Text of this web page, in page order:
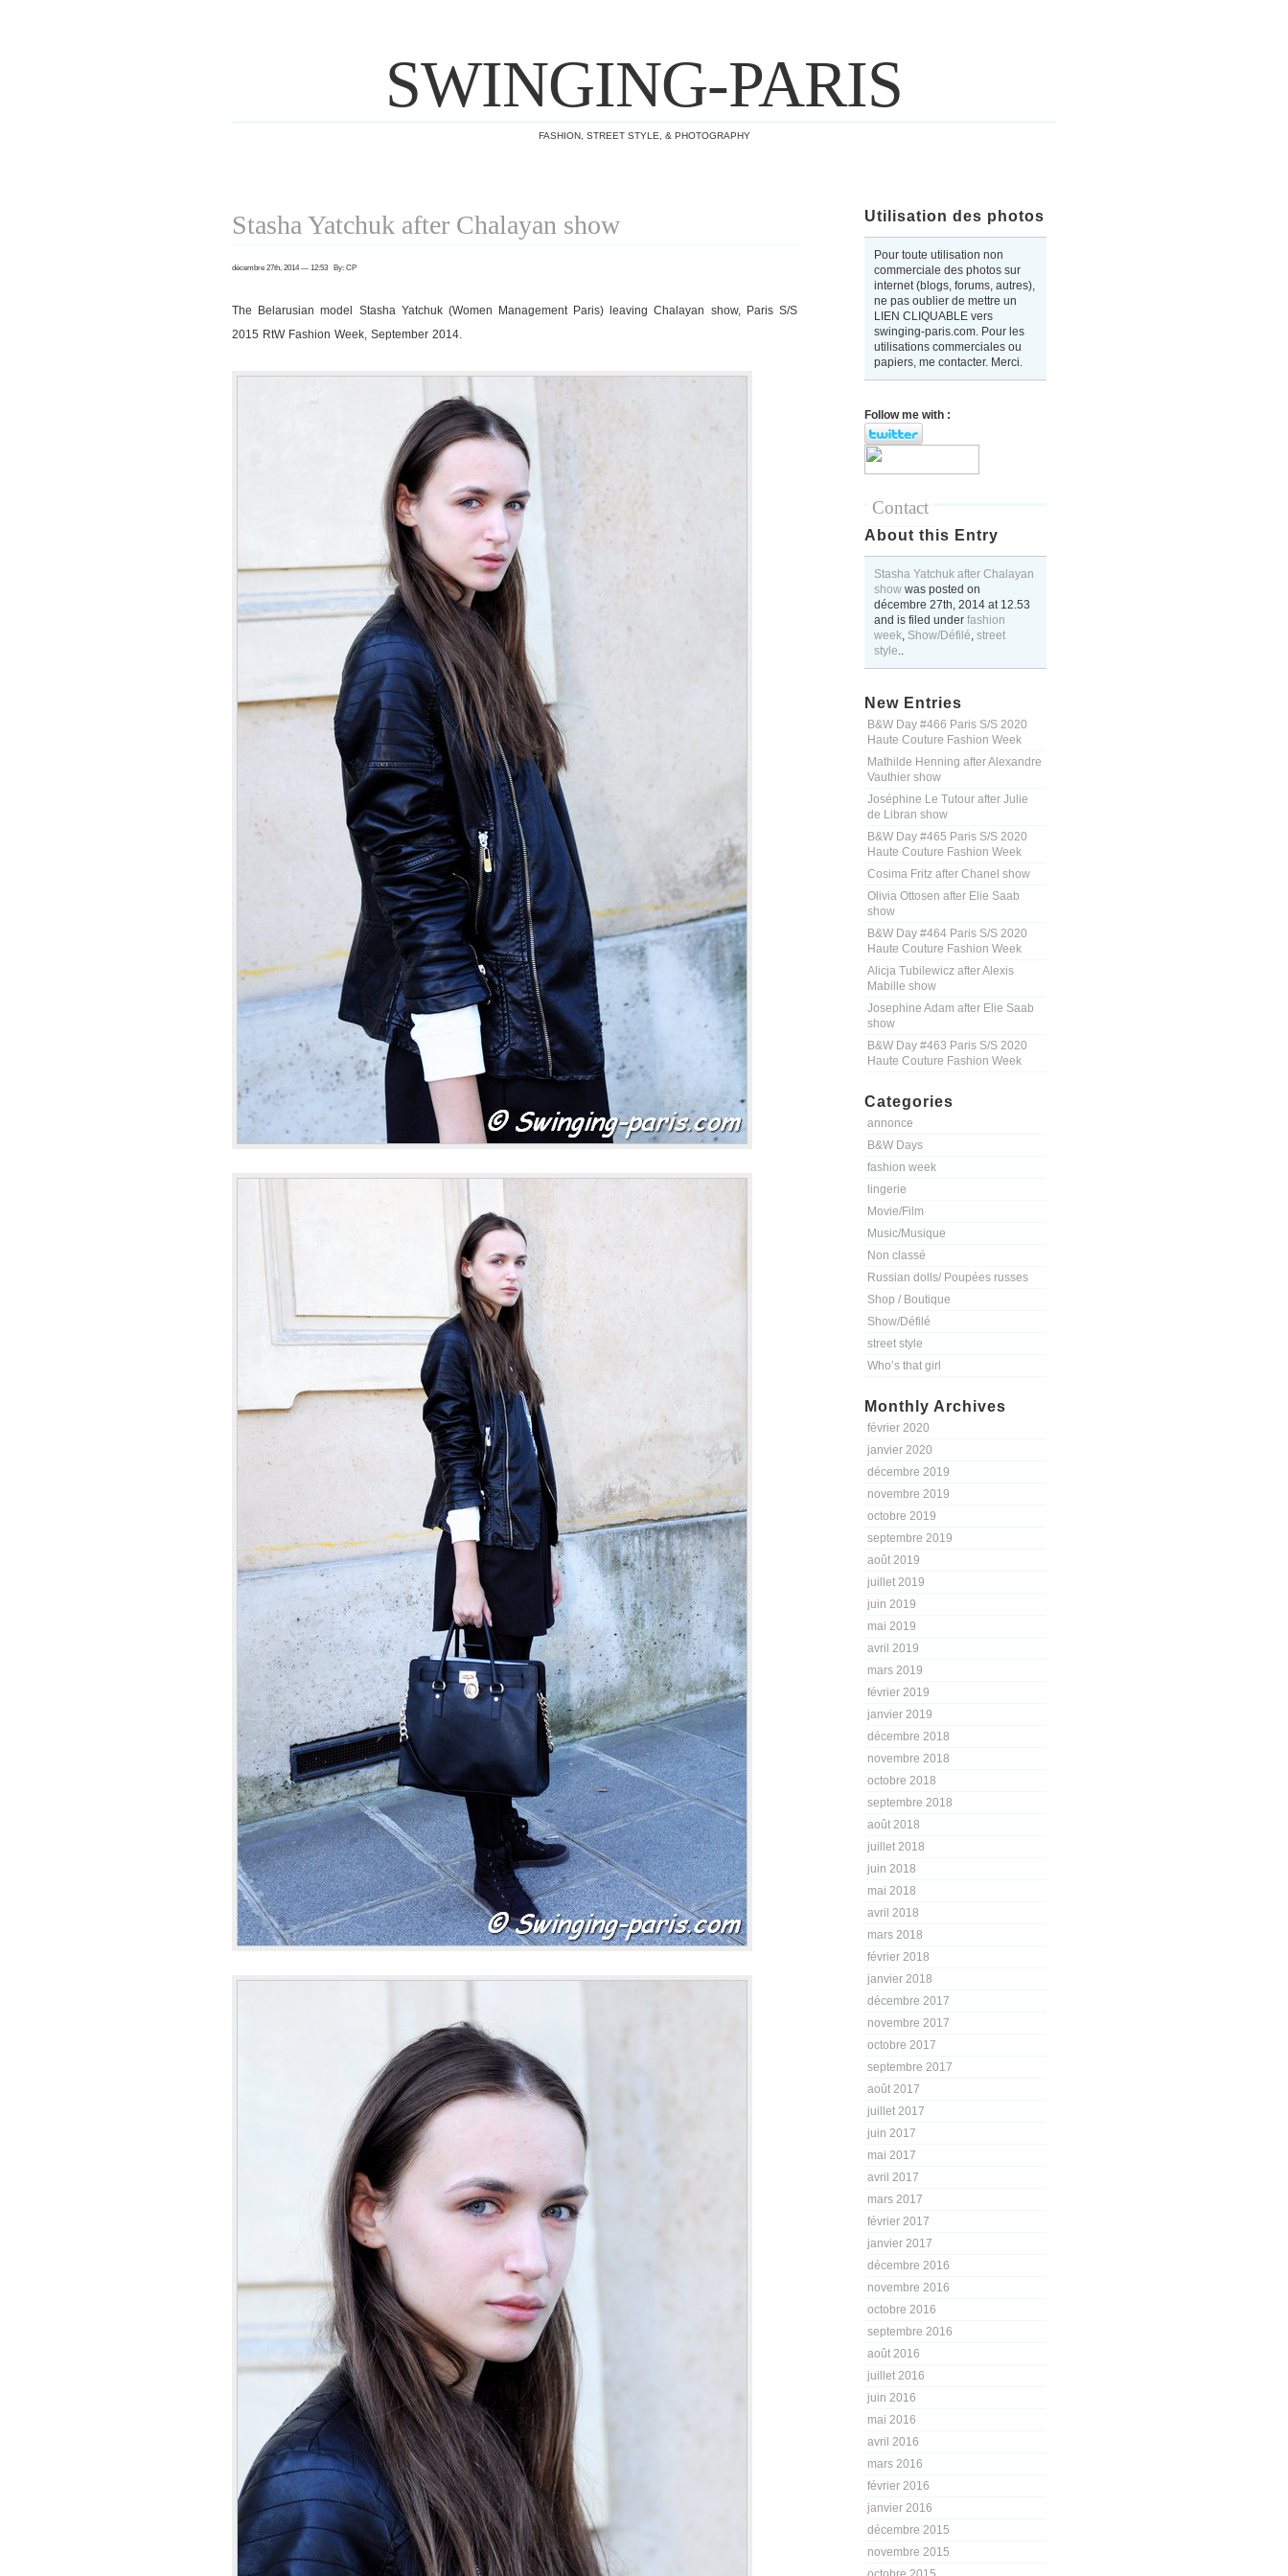
SWINGING-PARIS
FASHION, STREET STYLE, & PHOTOGRAPHY
Utilisation des photos
Pour toute utilisation non
commerciale des photos sur
internet (blogs, forums, autres),
ne pas oublier de mettre un
LIEN CLIQUABLE vers
swinging-paris.com. Pour les
utilisations commerciales ou
papiers, me contacter. Merci.
Follow me with :
Contact
About this Entry
Stasha Yatchuk after Chalayan
show was posted on
décembre 27th, 2014 at 12.53
and is filed under fashion
week, Show/Défilé, street
style..
New Entries
B&W Day #466 Paris S/S 2020
Haute Couture Fashion Week
Mathilde Henning after Alexandre
Vauthier show
Joséphine Le Tutour after Julie
de Libran show
B&W Day #465 Paris S/S 2020
Haute Couture Fashion Week
Cosima Fritz after Chanel show
Olivia Ottosen after Elie Saab
show
B&W Day #464 Paris S/S 2020
Haute Couture Fashion Week
Alicja Tubilewicz after Alexis
Mabille show
Josephine Adam after Elie Saab
show
B&W Day #463 Paris S/S 2020
Haute Couture Fashion Week
Categories
annonce
B&W Days
fashion week
lingerie
Movie/Film
Music/Musique
Non classé
Russian dolls/ Poupées russes
Shop / Boutique
Show/Défilé
street style
Who’s that girl
Monthly Archives
février 2020
janvier 2020
décembre 2019
novembre 2019
octobre 2019
septembre 2019
août 2019
juillet 2019
juin 2019
mai 2019
avril 2019
mars 2019
février 2019
janvier 2019
décembre 2018
novembre 2018
octobre 2018
septembre 2018
août 2018
juillet 2018
juin 2018
mai 2018
avril 2018
mars 2018
février 2018
janvier 2018
décembre 2017
novembre 2017
octobre 2017
septembre 2017
août 2017
juillet 2017
juin 2017
mai 2017
avril 2017
mars 2017
février 2017
janvier 2017
décembre 2016
novembre 2016
octobre 2016
septembre 2016
août 2016
juillet 2016
juin 2016
mai 2016
avril 2016
mars 2016
février 2016
janvier 2016
décembre 2015
novembre 2015
Stasha Yatchuk after Chalayan show
décembre 27th, 2014 — 12:53 By: CP
The Belarusian model Stasha Yatchuk (Women Management Paris) leaving Chalayan show, Paris S/S
2015 RtW Fashion Week, September 2014.